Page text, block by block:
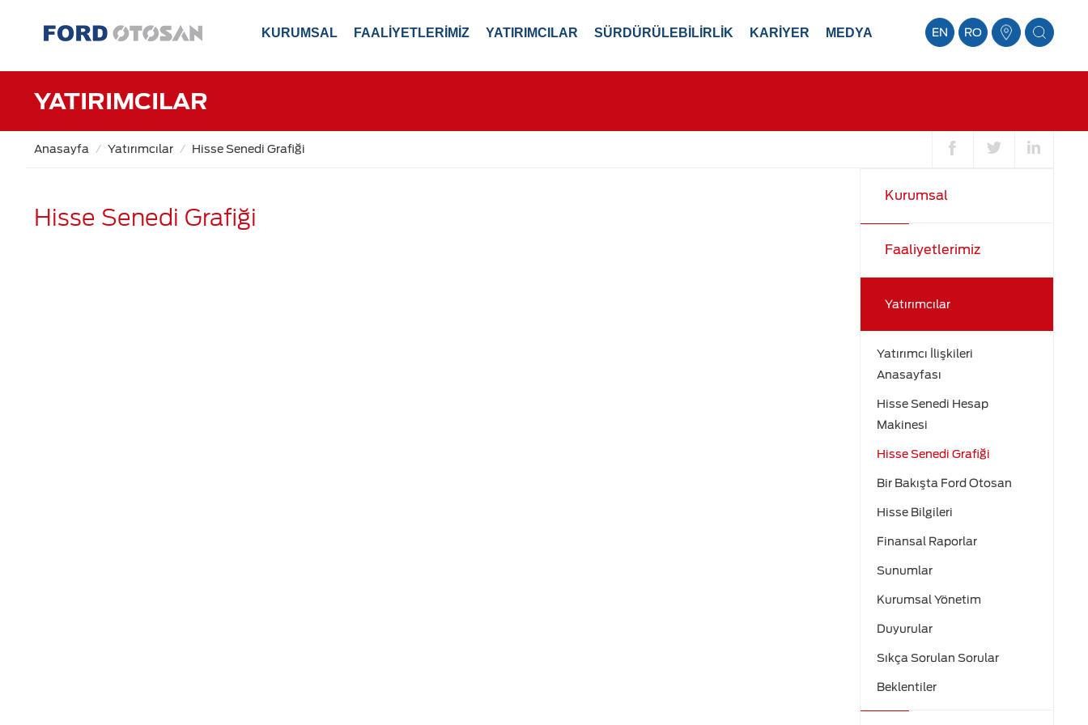
RO
EN
KURUMSAL FAALİYETLERİMİZ YATIRIMCILAR SÜRDÜRÜLEBİLİRLİK KARİYER MEDYA
YATIRIMCILAR
Anasayfa Yatırımcılar Hisse Senedi Grafiği
Hisse Senedi Grafiği
Kurumsal
Faaliyetlerimiz
Yatırımcılar
Yatırımcı İlişkileri
Anasayfası
Hisse Senedi Hesap
Makinesi
Hisse Senedi Grafiği
Bir Bakışta Ford Otosan
Hisse Bilgileri
Finansal Raporlar
Sunumlar
Kurumsal Yönetim
Duyurular
Sıkça Sorulan Sorular
Beklentiler